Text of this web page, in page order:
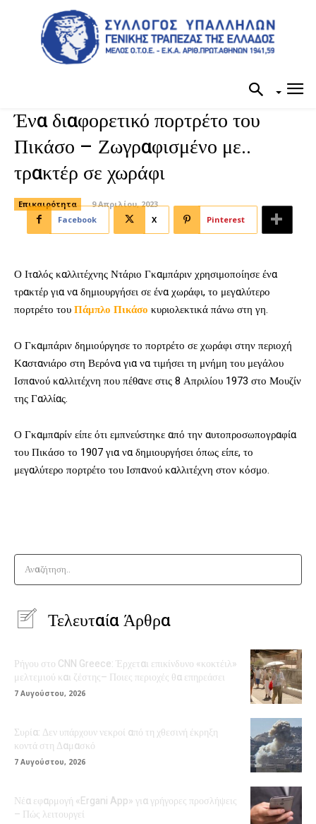
Ένα διαφορετικό πορτρέτο του
Πικάσο – Ζωγραφισμένο με..
τρακτέρ σε χωράφι
Επικαιρότητα
9 Απριλίου, 2023
Facebook
X Pinterest
Ο Ιταλός καλλιτέχνης Ντάριο Γκαμπάριν χρησιμοποίησε ένα
τρακτέρ για να δημιουργήσει σε ένα χωράφι, το μεγαλύτερο
πορτρέτο τουΠάμπλο Πικάσο κυριολεκτικά πάνω στη γη.
Ο Γκαμπάριν δημιούργησε το πορτρέτο σε χωράφι στην περιοχή
Καστανιάρο στη Βερόνα για να τιμήσει τη μνήμη του μεγάλου
Ισπανού καλλιτέχνη που πέθανε στις 8 Απριλίου 1973 στο Μουζίν
της Γαλλίας.
Ο Γκαμπαρίν είπε ότι εμπνεύστηκε από την αυτοπροσωπογραφία
του Πικάσο το 1907 για να δημιουργήσει όπως είπε, το
μεγαλύτερο πορτρέτο του Ισπανού καλλιτέχνη στον κόσμο.
Αναζήτηση..
Τελευταία Άρθρα
Ρήγου στο CNN Greece: Έρχεται επικίνδυνο «κοκτέιλ»
μελτεμιού και ζέστης– Ποιες περιοχές θα επηρεάσει
7 Αυγούστου, 2026
Συρία: Δεν υπάρχουν νεκροί από τη χθεσινή έκρηξη
κοντά στη Δαμασκό
7 Αυγούστου, 2026
Νέα εφαρμογή «Ergani App» για γρήγορες προσλήψεις
– Πώς λειτουργεί